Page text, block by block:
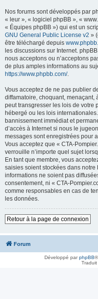
Nos forums sont développés par
« leur », « logiciel phpBB », «
« Équipes phpBB ») qui est un
GNU General Public License v2 »
être téléchargé depuis
les discussions sur Internet.
nous acceptons ou n’acceptons
de plus amples informations au
https://www.phpbb.com/.
Vous acceptez de ne pas publier
diffamatoire, choquant, menaçant,
peut transgresser les lois de votre
hébergé ou les lois
bannissement immédiat et
d’accès à Internet si nous le
messages sont enregistrées pour
Vous acceptez que « CTA-
verrouille n’importe quel sujet
En tant que membre, vous
saisies soient stockées dans
informations ne soient pas
consentement, ni « CTA-
comme responsables en cas de
les données.
Retour à la page de connexion
Forum
Développé parphpBB